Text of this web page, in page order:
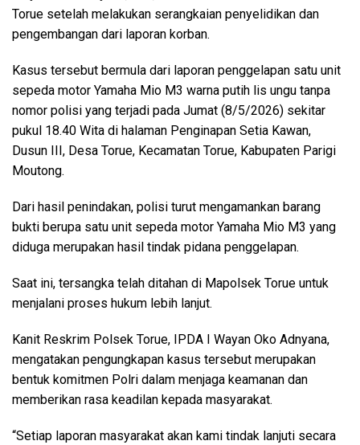
Torue setelah melakukan serangkaian penyelidikan dan
pengembangan dari laporan korban.
Kasus tersebut bermula dari laporan penggelapan satu unit
sepeda motor Yamaha Mio M3 warna putih lis ungu tanpa
nomor polisi yang terjadi pada Jumat (8/5/2026) sekitar
pukul 18.40 Wita di halaman Penginapan Setia Kawan,
Dusun III, Desa Torue, Kecamatan Torue, Kabupaten Parigi
Moutong.
Dari hasil penindakan, polisi turut mengamankan barang
bukti berupa satu unit sepeda motor Yamaha Mio M3 yang
diduga merupakan hasil tindak pidana penggelapan.
Saat ini, tersangka telah ditahan di Mapolsek Torue untuk
menjalani proses hukum lebih lanjut.
Kanit Reskrim Polsek Torue, IPDA I Wayan Oko Adnyana,
mengatakan pengungkapan kasus tersebut merupakan
bentuk komitmen Polri dalam menjaga keamanan dan
memberikan rasa keadilan kepada masyarakat.
“Setiap laporan masyarakat akan kami tindak lanjuti secara